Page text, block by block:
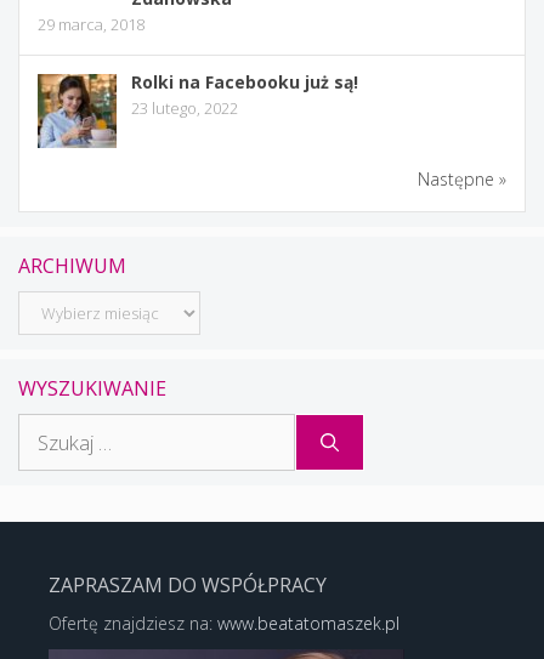
29 marca, 2018
Rolki na Facebooku już są!
23 lutego, 2022
Następne »
ARCHIWUM
Archiwum
WYSZUKIWANIE
ZAPRASZAM DO WSPÓŁPRACY
Ofertę znajdziesz na: www.beatatomaszek.pl